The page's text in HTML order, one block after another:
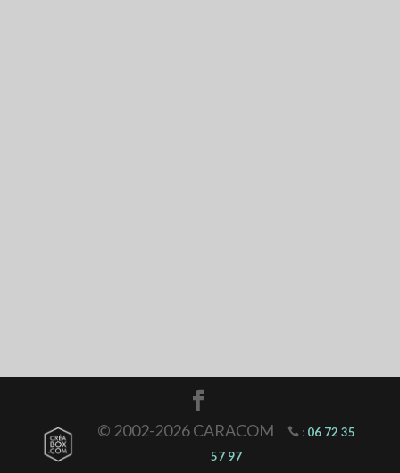
© 2002-2026 CARACOM : 06 72 35
57 97